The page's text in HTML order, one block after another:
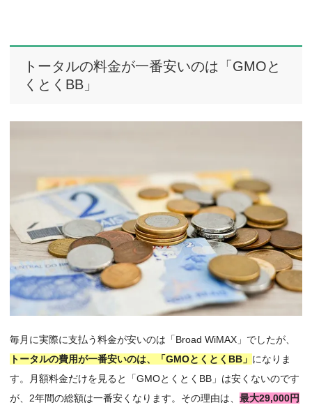
トータルの料金が一番安いのは「GMOと
くとくBB」
毎月に実際に支払う料金が安いのは「Broad WiMAX」でしたが、
トータルの費用が一番安いのは、「GMOとくとくBB」 になりま
す。月額料金だけを見ると「GMOとくとくBB」は安くないのです
が、2年間の総額は一番安くなります。その理由は、 最大29,000円